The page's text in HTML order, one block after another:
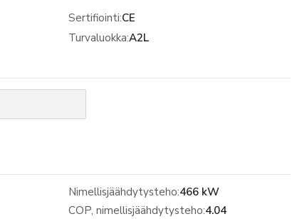
Sertifiointi:CE
Turvaluokka:A2L
Nimellisjäähdytysteho:466 kW
COP, nimellisjäähdytysteho:4.04